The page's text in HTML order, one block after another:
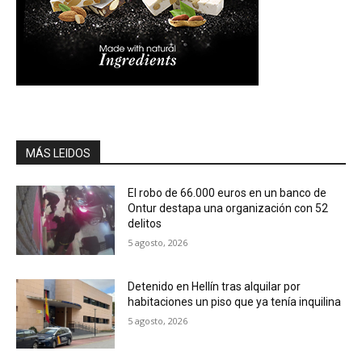
MÁS LEIDOS
El robo de 66.000 euros en un banco de
Ontur destapa una organización con 52
delitos
5 agosto, 2026
Detenido en Hellín tras alquilar por
habitaciones un piso que ya tenía inquilina
5 agosto, 2026